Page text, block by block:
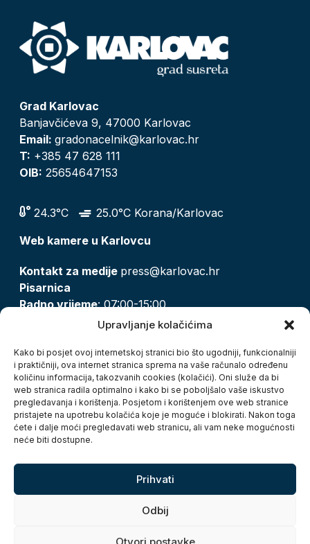
Upravljanje kolačićima
Kako bi posjet ovoj internetskoj stranici bio što ugodniji, funkcionalniji
i praktičniji, ova internet stranica sprema na vaše računalo određenu
količinu informacija, takozvanih cookies (kolačići). Oni služe da bi
web stranica radila optimalno i kako bi se poboljšalo vaše iskustvo
pregledavanja i korištenja. Posjetom i korištenjem ove web stranice
pristajete na upotrebu kolačića koje je moguće i blokirati. Nakon toga
ćete i dalje moći pregledavati web stranicu, ali vam neke mogućnosti
neće biti dostupne.
Prihvati
Odbij
Otvori postavke
Grad Karlovac
Banjavčićeva 9, 47000 Karlovac
Email: gradonacelnik@karlovac.hr
T: +385 47 628 111
OIB: 25654647153
24.3°C
25.0°C Korana/Karlovac
Web kamere u Karlovcu
Kontakt za medije press@karlovac.hr
Pisarnica
Radno vrijeme: 07:00-15:00
pisarnica@karlovac.hr
Zaštita osobnih podataka
Pristup informacijama
Kolačići
Izjava o pristupačnosti
Turistička zajednica grada Karlovca